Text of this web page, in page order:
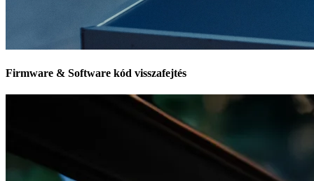
Firmware & Software kód visszafejtés